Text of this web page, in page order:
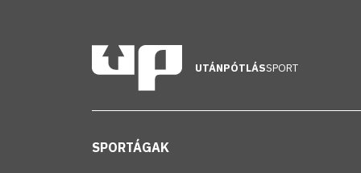
UTÁNPÓTLÁSSPORT
SPORTÁGAK